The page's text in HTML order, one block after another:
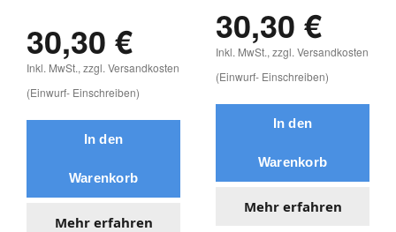
30,30 €
Inkl. MwSt., zzgl. Versandkosten
(Einwurf- Einschreiben)
Mehr erfahren
30,30 €
Inkl. MwSt., zzgl. Versandkosten
(Einwurf- Einschreiben)
Mehr erfahren